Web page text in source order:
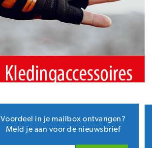
Voordeel in je mailbox ontvangen?
Meld je aan voor de nieuwsbrief